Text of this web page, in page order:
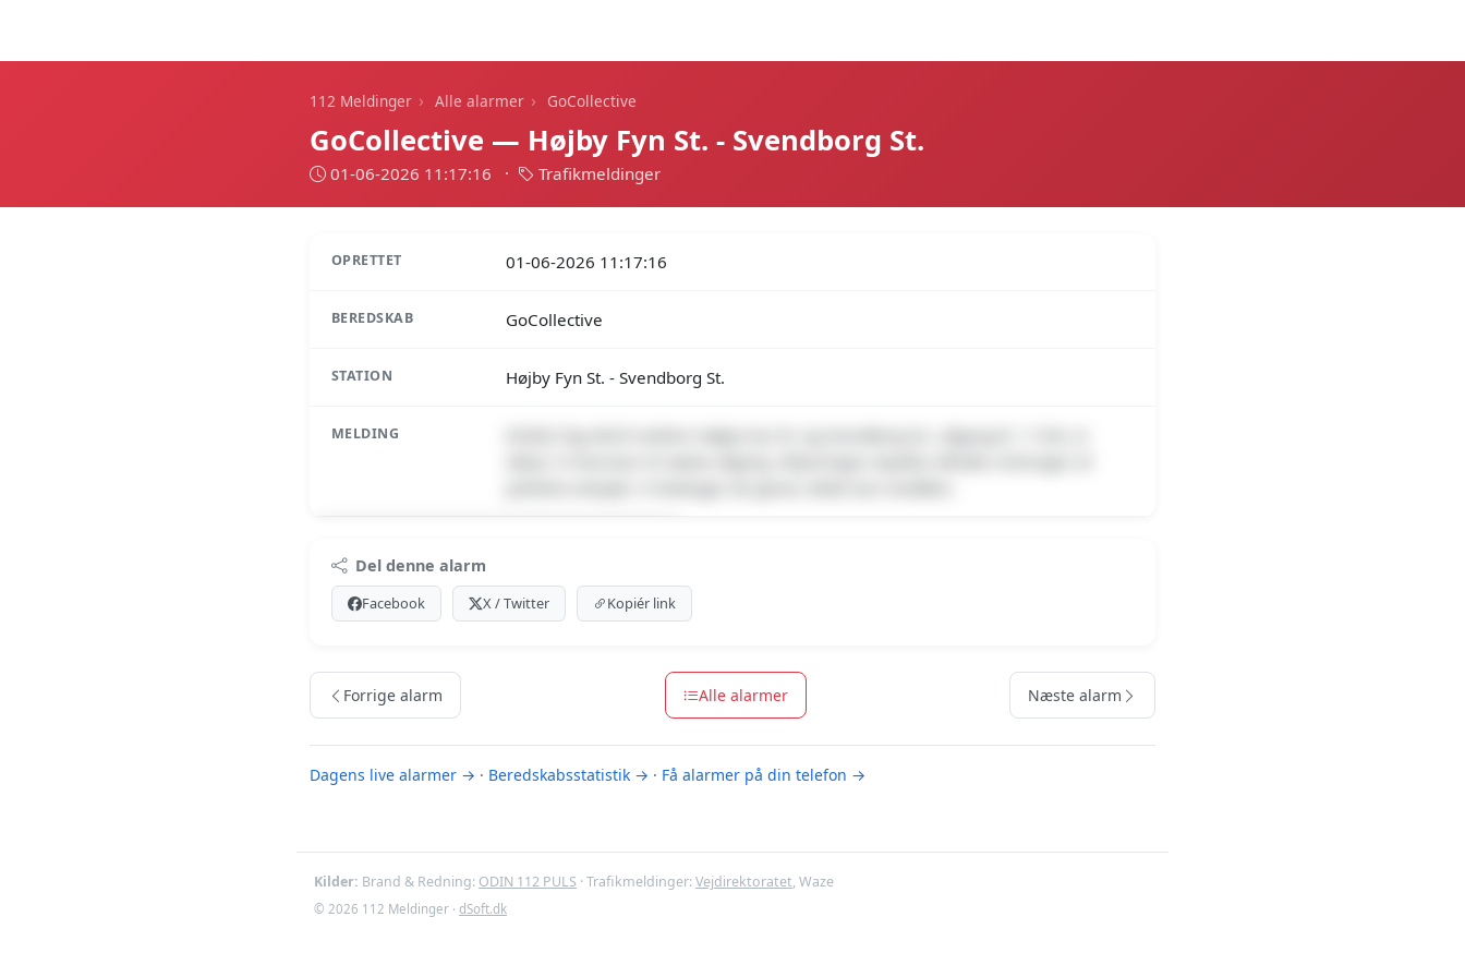
112 Meldinger › Alle alarmer › GoCollective
GoCollective — Højby Fyn St. - Svendborg St.
01-06-2026 11:17:16 · Trafikmeldinger
OPRETTET 01-06-2026 11:17:16
BEREDSKAB GoCollective
STATION Højby Fyn St. - Svendborg St.
MELDING
Premium indhold
Log ind med Premium for at se meldingen.
Se Premium-muligheder
Del denne alarm
Facebook X / Twitter Kopiér link
Forrige alarm Alle alarmer Næste alarm
Dagens live alarmer → · Beredskabsstatistik → · Få alarmer på din telefon →
Kilder: Brand & Redning: ODIN 112 PULS · Trafikmeldinger:Vejdirektoratet, Waze
© 2026 112 Meldinger · dSoft.dk